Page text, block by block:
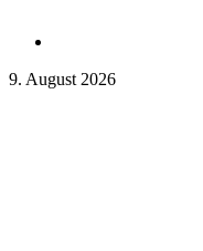
9. August 2026